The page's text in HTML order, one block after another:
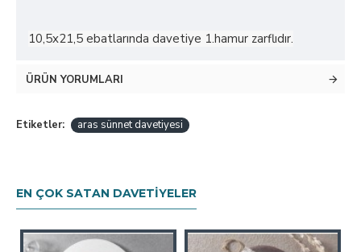
10,5x21,5 ebatlarında davetiye 1.hamur zarflıdır.
ÜRÜN YORUMLARI
Etiketler: aras sünnet davetiyesi
EN ÇOK SATAN DAVETIYELER